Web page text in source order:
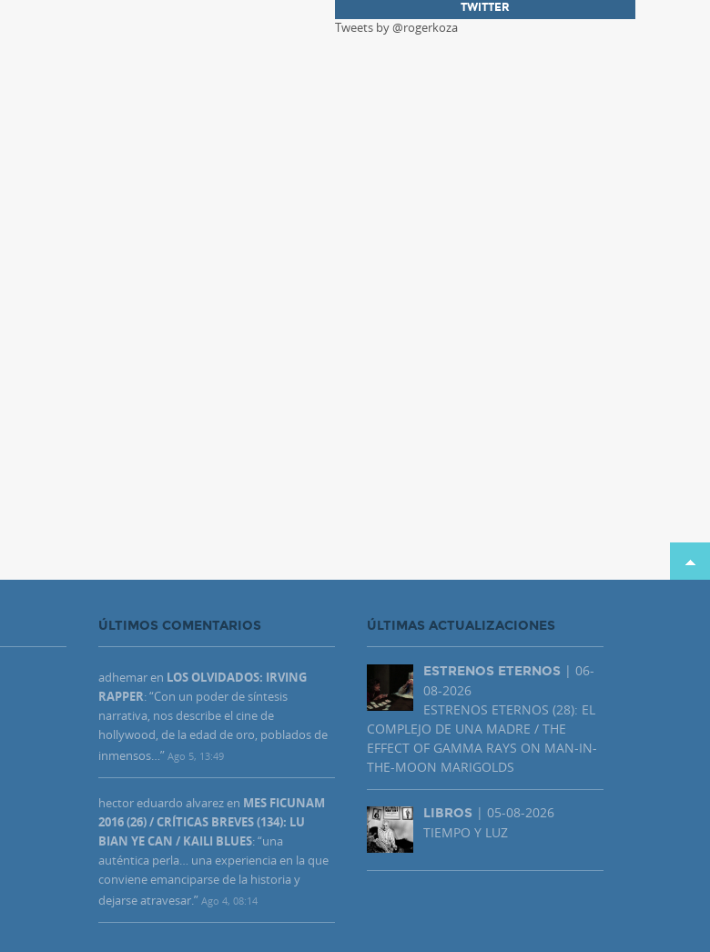
TWITTER
Tweets by @rogerkoza
ÚLTIMOS COMENTARIOS
adhemaren LOS OLVIDADOS: IRVING
RAPPER: “Con un poder de síntesis
narrativa, nos describe el cine de
hollywood, de la edad de oro, poblados de
inmensos…” Ago 5, 13:49
hector eduardo alvarezen MES FICUNAM
2016 (26) / CRÍTICAS BREVES (134): LU
BIAN YE CAN / KAILI BLUES: “una
auténtica perla… una experiencia en la que
conviene emanciparse de la historia y
dejarse atravesar.” Ago 4, 08:14
ÚLTIMAS ACTUALIZACIONES
ESTRENOS ETERNOS | 06-
08-2026
ESTRENOS ETERNOS (28): EL
COMPLEJO DE UNA MADRE / THE
EFFECT OF GAMMA RAYS ON MAN-IN-
THE-MOON MARIGOLDS
LIBROS | 05-08-2026
TIEMPO Y LUZ